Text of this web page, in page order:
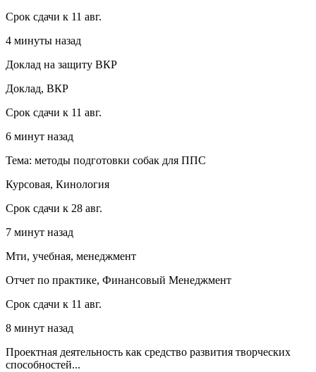
Срок сдачи к 11 авг.
4 минуты назад
Доклад на защиту ВКР
Доклад, ВКР
Срок сдачи к 11 авг.
6 минут назад
Тема: методы подготовки собак для ППС
Курсовая, Кинология
Срок сдачи к 28 авг.
7 минут назад
Мти, учебная, менеджмент
Отчет по практике, Финансовый Менеджмент
Срок сдачи к 11 авг.
8 минут назад
Проектная деятельность как средство развития творческих
способностей...